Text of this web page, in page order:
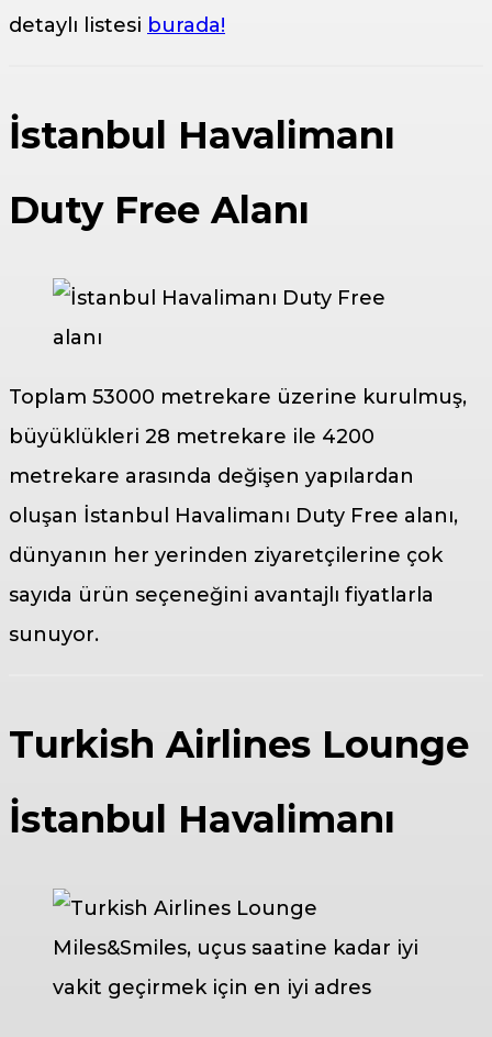
detaylı listesi burada!
İstanbul Havalimanı
Duty Free Alanı
Toplam 53000 metrekare üzerine kurulmuş,
büyüklükleri 28 metrekare ile 4200
metrekare arasında değişen yapılardan
oluşan İstanbul Havalimanı Duty Free alanı,
dünyanın her yerinden ziyaretçilerine çok
sayıda ürün seçeneğini avantajlı fiyatlarla
sunuyor.
Turkish Airlines Lounge
İstanbul Havalimanı